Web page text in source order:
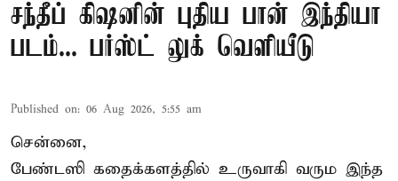
சந்தீப் கிஷனின் புதிய பான் இந்தியா
படம்... பர்ஸ்ட் லுக் வெளியீடு
Published on: 06 Aug 2026, 5:55 am
சென்னை,
பேண்டஸி கதைக்களத்தில் உருவாகி வரும இந்த